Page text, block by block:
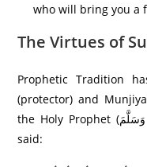
who will bring you a
The Virtues of
Prophetic Tradition
(protector) and
the Holy Prophet (صَلَّى اللَّهُ عَلَيْهِ وَسَلَّمَ) is reported to have
said: